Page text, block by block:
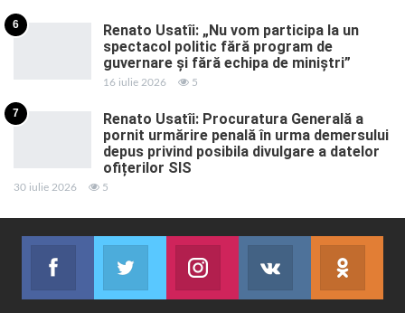
6
Renato Usatîi: „Nu vom participa la un
spectacol politic fără program de
guvernare și fără echipa de miniștri”
16 iulie 2026 5
7
Renato Usatîi: Procuratura Generală a
pornit urmărire penală în urma demersului
depus privind posibila divulgare a datelor
ofițerilor SIS
30 iulie 2026 5
Facebook
Abonează-te
Twitter
Join us on TwitterJoin us on Instagram
Abonează-te